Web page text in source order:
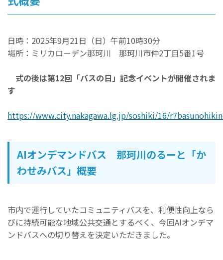
日時：2025年9月21日（日）午前10時30分
場所：ミリカローデン那珂川 那珂川市仲2丁目5番1号
式の後は第12回「バスの日」記念イベントが開催されま
す
https://www.city.nakagawa.lg.jp/soshiki/16/
AIオンデマンドバス 那珂川のるーと「か
わせみバス」概要
市内で運行していたコミュニティバスを、利便性向上なら
びに持続可能な地域公共交通とするべく、今回AIオンデマ
ンドバスへの切り替えを決定いただきました。